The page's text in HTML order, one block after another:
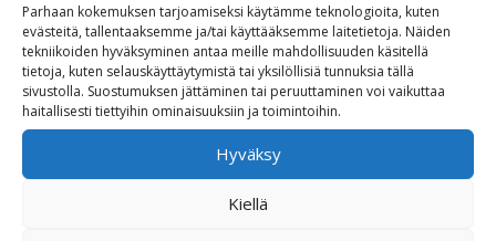
Parhaan kokemuksen tarjoamiseksi käytämme teknologioita, kuten
evästeitä, tallentaaksemme ja/tai käyttääksemme laitetietoja. Näiden
tekniikoiden hyväksyminen antaa meille mahdollisuuden käsitellä
tietoja, kuten selauskäyttäytymistä tai yksilöllisiä tunnuksia tällä
sivustolla. Suostumuksen jättäminen tai peruuttaminen voi vaikuttaa
haitallisesti tiettyihin ominaisuuksiin ja toimintoihin.
Hyväksy
Kiellä
DOG RING, POCKETED,
TRANSMISSION | pocketed